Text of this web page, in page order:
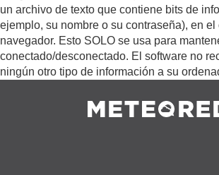
un archivo de texto que contiene bits de
ejemplo, su nombre o su contraseña), en el
navegador. Esto SOLO se usa para
conectado/desconectado. El software no
ningún otro tipo de información a su